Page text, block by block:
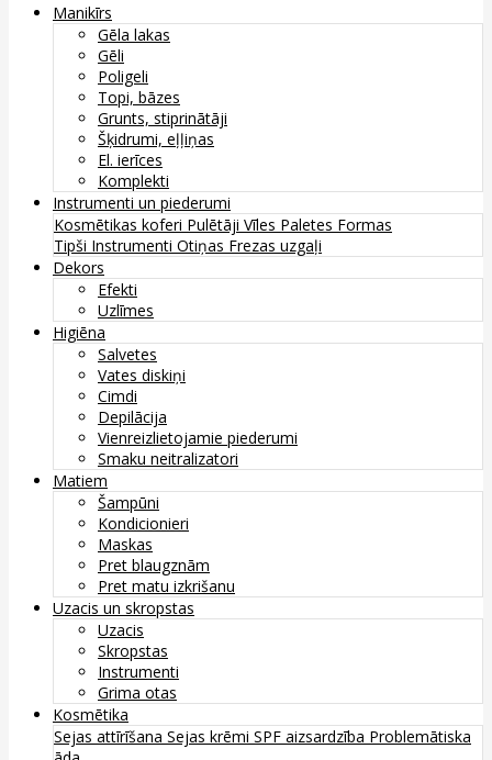
Manikīrs
Gēla lakas
Gēli
Poligeli
Topi, bāzes
Grunts, stiprinātāji
Šķidrumi, eļļiņas
El. ierīces
Komplekti
Instrumenti un piederumi
Kosmētikas koferi Pulētāji Vīles Paletes Formas
Tipši Instrumenti Otiņas Frezas uzgaļi
Dekors
Efekti
Uzlīmes
Higiēna
Salvetes
Vates diskiņi
Cimdi
Depilācija
Vienreizlietojamie piederumi
Smaku neitralizatori
Matiem
Šampūni
Kondicionieri
Maskas
Pret blaugznām
Pret matu izkrišanu
Uzacis un skropstas
Uzacis
Skropstas
Instrumenti
Grima otas
Kosmētika
Sejas attīrīšana Sejas krēmi SPF aizsardzība Problemātiska